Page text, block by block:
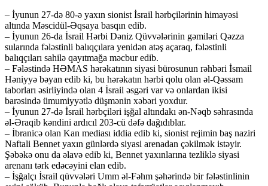
– İyunun 27-də 80-ə yaxın sionist İsrail hərbçilərinin himayəsi
altında Məscidül-Əqsaya basqın edib.
– İyunun 26-da İsrail Hərbi Dəniz Qüvvələrinin gəmiləri Qəzza
sularında fələstinli balıqçılara yenidən atəş açaraq, fələstinli
balıqçıları sahilə qayıtmağa məcbur edib.
– Fələstində HƏMAS hərəkatının siyasi bürosunun rəhbəri İsmail
Həniyyə bəyan edib ki, bu hərəkatın hərbi qolu olan əl-Qəssam
taborları əsirliyində olan 4 İsrail əsgəri var və onlardan ikisi
barəsində ümumiyyətlə düşmənin xəbəri yoxdur.
– İyunun 27-də İsrail hərbçiləri işğal altındakı ən-Nəqb səhrasında
əl-Əraqib kəndini ardıcıl 203-cü dəfə dağıdıblar.
– İbranicə olan Kan mediası iddia edib ki, sionist rejimin baş naziri
Naftali Bennet yaxın günlərdə siyasi arenadan çəkilmək istəyir.
Şəbəkə onu da əlavə edib ki, Bennet yaxınlarına tezliklə siyasi
arenanı tərk edəcəyini elan edib.
– İşğalçı İsrail qüvvələri Umm əl-Fəhm şəhərində bir fələstinlinin